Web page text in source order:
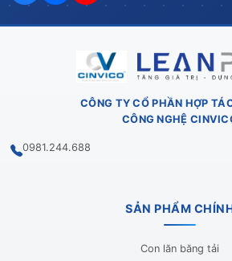
CÔNG TY CỔ PHẦN HỢP
CÔNG NGHỆ
0981.244.688
SẢN PHẨM
Con lăn băng tải